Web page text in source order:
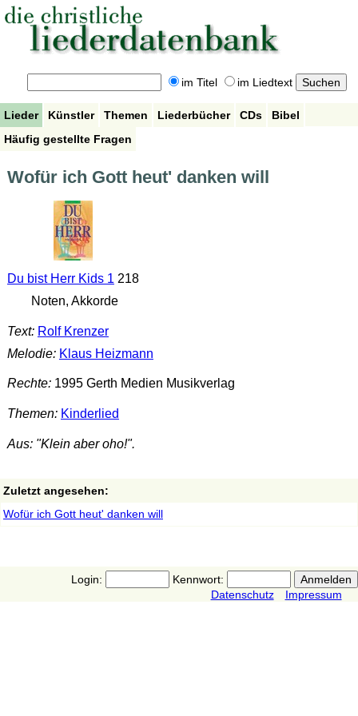
im Titel im Liedtext
Lieder Künstler Themen Liederbücher CDs
Bibel
Häufig gestellte Fragen
Wofür ich Gott heut' danken will
Du bist Herr Kids 1 218
Noten, Akkorde
Text: Rolf Krenzer
Melodie: Klaus Heizmann
Rechte:1995 Gerth Medien Musikverlag
Themen: Kinderlied
Aus: "Klein aber oho!".
Zuletzt angesehen:
Wofür ich Gott heut' danken will
Login:
Kennwort:
Datenschutz
Impressum